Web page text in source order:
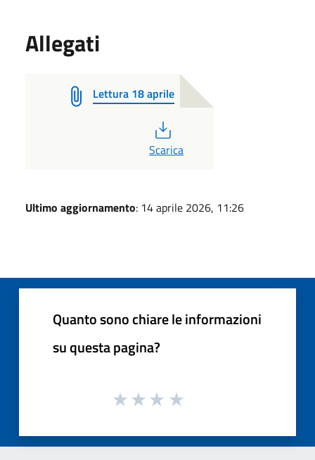
Allegati
Lettura 18 aprile
Scarica
Ultimo aggiornamento: 14 aprile 2026, 11:26
Quanto sono chiare le informazioni
su questa pagina?